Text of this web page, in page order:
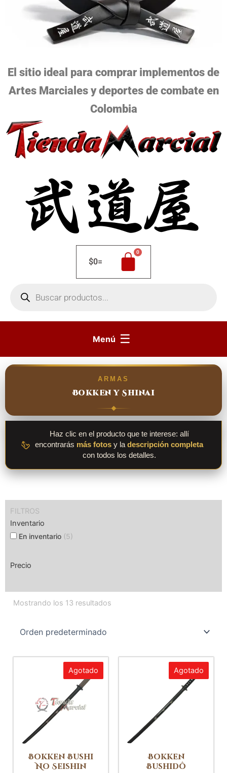
El sitio ideal para comprar implementos de
Artes Marciales y deportes de combate en
Colombia
$0=
productos
Menú ☰
ARMAS
Bokken y Shinai
Haz clic en el producto que te interese: allí
encontrarás más fotos y la descripción completa
con todos los detalles.
FILTROS
Inventario
En inventario (5)
Precio
Mostrando los 13 resultados
Agotado
Bokken Bushi
No Seishin
Agotado
Bokken
Bushidô